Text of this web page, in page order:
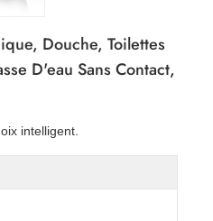
Douche, Toilettes
D'eau Sans Contact,
intelligent.